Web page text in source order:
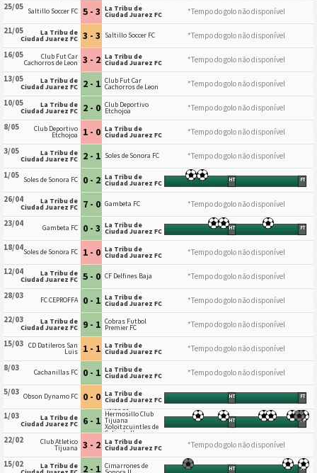
25/05 Saltillo Soccer FC 5 - 3 La Tribu de
Ciudad Juarez FC
*Tempo do golo não disponível
21/05
La Tribu de
Ciudad Juarez FC 3 - 3 Saltillo Soccer FC
*Tempo do golo não disponível
16/05
Club Fut Car
Cachorros de Leon 3 - 2 La Tribu de
Ciudad Juarez FC
*Tempo do golo não disponível
13/05
La Tribu de
Ciudad Juarez FC 2 - 1 Club Fut Car
Cachorros de Leon
*Tempo do golo não disponível
10/05
La Tribu de
Ciudad Juarez FC 2 - 0 Club Deportivo
Etchojoa
*Tempo do golo não disponível
8/05
Club Deportivo
Etchojoa 1 - 0 La Tribu de
Ciudad Juarez FC
*Tempo do golo não disponível
3/05
La Tribu de
Ciudad Juarez FC 2 - 1 Soles de Sonora FC
*Tempo do golo não disponível
1/05 Soles de Sonora FC 0 - 2 La Tribu de
Ciudad Juarez FC HT FT
26/04 La Tribu de
Ciudad Juarez FC 7 - 0 Gambeta FC
*Tempo do golo não disponível
23/04
Gambeta FC 0 - 3 La Tribu de
Ciudad Juarez FC HT FT
18/04Soles de Sonora FC 1 - 0 La Tribu de
Ciudad Juarez FC
*Tempo do golo não disponível
12/04
La Tribu de
Ciudad Juarez FC 5 - 0 CF Delfines Baja
*Tempo do golo não disponível
28/03
FC CEPROFFA 0 - 1 La Tribu de
Ciudad Juarez FC
*Tempo do golo não disponível
22/03
La Tribu de
Ciudad Juarez FC 9 - 1 Cobras Futbol
Premier FC
*Tempo do golo não disponível
15/03 CD Datileros San
Luis 1 - 1 La Tribu de
Ciudad Juarez FC
*Tempo do golo não disponível
8/03
Cachanillas FC 0 - 1 La Tribu de
Ciudad Juarez FC
*Tempo do golo não disponível
5/03 Obson Dynamo FC 0 - 0 La Tribu de
Ciudad Juarez FC HT FT
1/03 La Tribu de
Ciudad Juarez FC 6 - 1
Xolos de
Hermosillo Club
Tijuana
Xoloitzcuintles de
Caliente II
HT FT
22/02 Club Atletico
Tijuana 3 - 2 La Tribu de
Ciudad Juarez FC
*Tempo do golo não disponível
15/02
La Tribu de 2 - 1 Cimarrones de HT FT